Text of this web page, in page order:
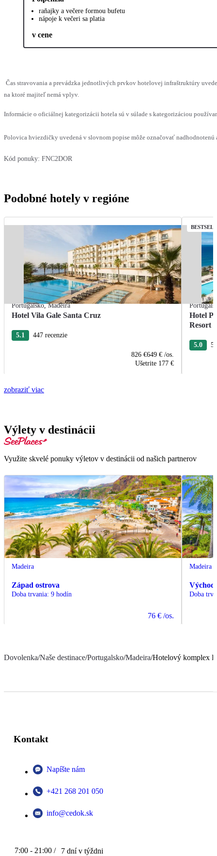
raňajky a večere formou bufetu
nápoje k večeri sa platia
v cene
Čas stravovania a prevádzka jednotlivých prvkov hotelovej infraštruktúry
na ktoré majiteľ nemá vplyv.
Informácie o oficiálnej kategorizácii hotela sú v súlade s kategorizáciou
Polovica hviezdičky uvedená v slovnom popise môže označovať
Kód ponuky: FNC2DOR
Podobné hotely v regióne
Portugalsko,Madeira
Hotel Vila Gale Santa Cruz
5.1 447 recenzie
826 €649 € /os.
Ušetrite 177 €
Hotel
Resort
5.0
zobraziť viac
Výlety v destinácii
Využite skvelé ponuky výletov v destinácii od našich partnerov
Madeira
Západ ostrova
Doba trvania: 9 hodín
76 € /os.
Madeira
Východ
Doba
Dovolenka/Naše destinace/Portugalsko/Madeira/Hotelový komplex
Kontakt
Napíšte nám
+421 268 201 050
info@cedok.sk
7:00 - 21:00 / 7 dní v týždni